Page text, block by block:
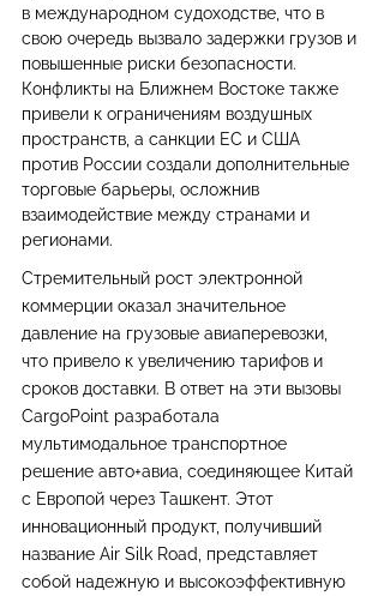
в международном судоходстве, что в
свою очередь вызвало задержки грузов и
повышенные риски безопасности.
Конфликты на Ближнем Востоке также
привели к ограничениям воздушных
пространств, а санкции ЕС и США
против России создали дополнительные
торговые барьеры, осложнив
взаимодействие между странами и
регионами.
Стремительный рост электронной
коммерции оказал значительное
давление на грузовые авиаперевозки,
что привело к увеличению тарифов и
сроков доставки. В ответ на эти вызовы
CargoPoint разработала
мультимодальное транспортное
решение авто+авиа, соединяющее Китай
с Европой через Ташкент. Этот
инновационный продукт, получивший
название Air Silk Road, представляет
собой надежную и высокоэффективную